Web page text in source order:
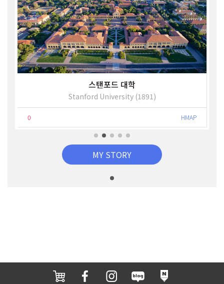
스탠포드 대학
Stanford University (1891)
0 HMAP
MY STORY